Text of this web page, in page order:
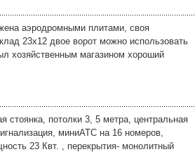
аэродромными плитами, своя
23х12 двое ворот можно использовать
хозяйственным магазином хороший
стоянка, потолки 3, 5 метра, центральная
миниАТС на 16 номеров,
23 Квт. , перекрытия- монолитный